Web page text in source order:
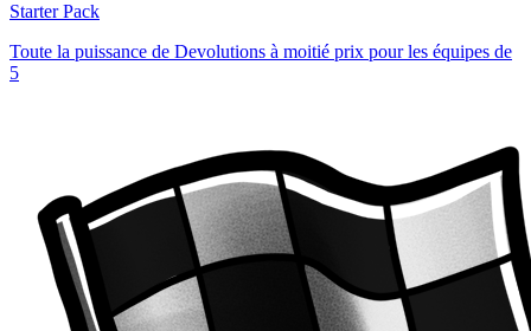
Starter Pack
Toute la puissance de Devolutions à moitié prix pour les équipes de
5